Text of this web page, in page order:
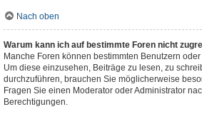
Nach oben
Warum kann ich auf bestimmte Foren nicht
Manche Foren können bestimmten Benutzern
Um diese einzusehen, Beiträge zu lesen, zu
durchzuführen, brauchen Sie möglicherweise
Fragen Sie einen Moderator oder Administrator
Berechtigungen.